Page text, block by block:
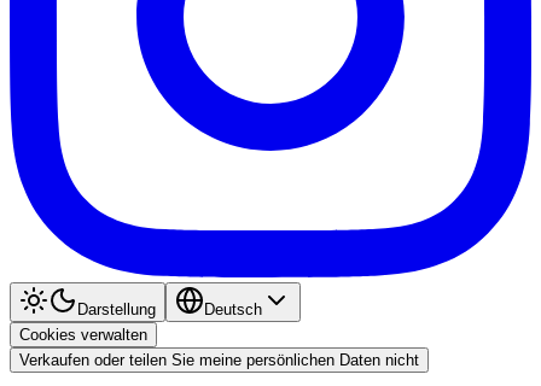
Darstellung
Deutsch
Cookies verwalten
Verkaufen oder teilen Sie meine persönlichen Daten nicht